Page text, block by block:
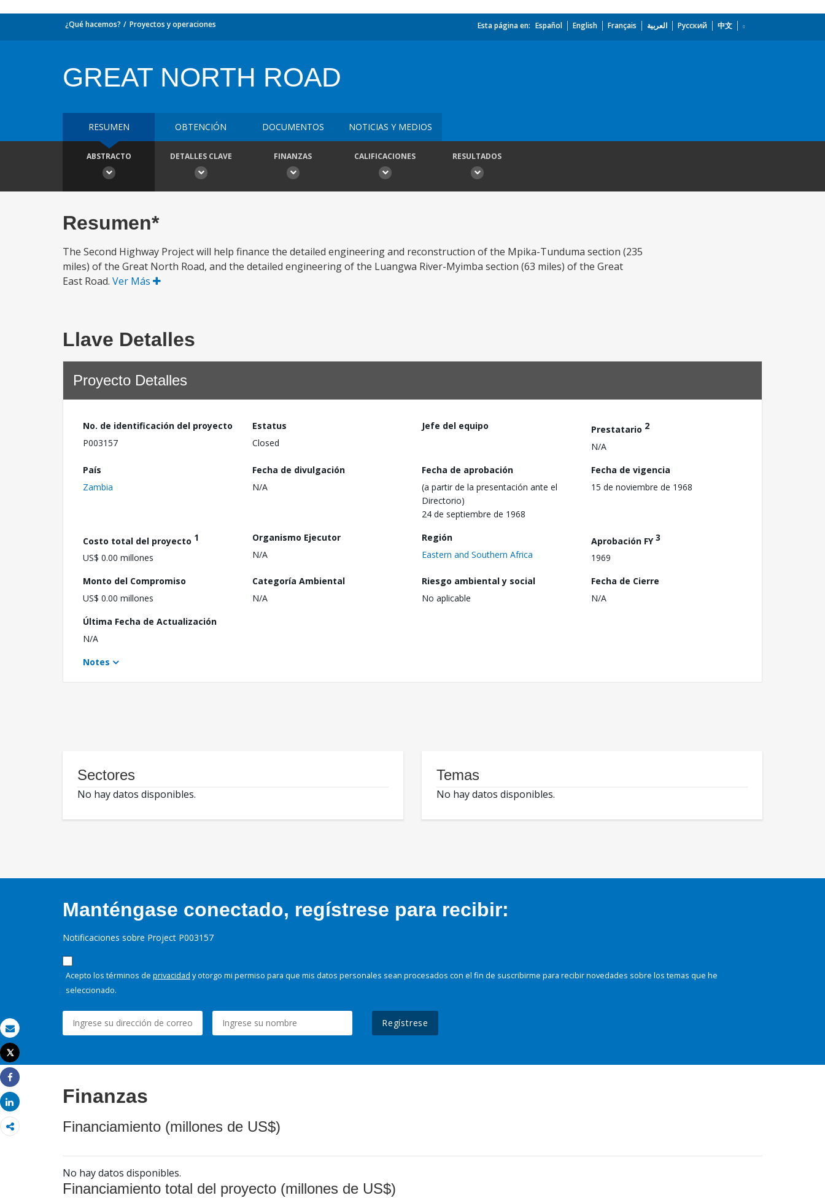
Correo electrónico
Imprimir
Tweet
Share
Share
¿Qué hacemos? Proyectos y operaciones Esta página en: Español English Français العربية Русский 中文
GREAT NORTH ROAD
RESUMEN OBTENCIÓN DOCUMENTOS NOTICIAS Y MEDIOS
ABSTRACTO DETALLES CLAVE FINANZAS CALIFICACIONES RESULTADOS
Resumen*
The Second Highway Project will help finance the detailed engineering and reconstruction of the Mpika-Tunduma section (235
miles) of the Great North Road, and the detailed engineering of the Luangwa River-Myimba section (63 miles) of the Great
East Road. Ver Más
Llave Detalles
Proyecto Detalles
No. de identificación del proyecto
P003157
Estatus
Closed
Jefe del equipo Prestatario 2
N/A
País
Zambia
Fecha de divulgación
N/A
Fecha de aprobación
(a partir de la presentación ante el
Directorio)
24 de septiembre de 1968
Fecha de vigencia
15 de noviembre de 1968
Costo total del proyecto 1
US$ 0.00 millones
Organismo Ejecutor
N/A
Región
Eastern and Southern Africa
Aprobación FY3
1969
Monto del Compromiso
US$ 0.00 millones
Categoría Ambiental
N/A
Riesgo ambiental y social
No aplicable
Fecha de Cierre
N/A
Última Fecha de Actualización
N/A
Notes
Sectores
No hay datos disponibles.
Temas
No hay datos disponibles.
Manténgase conectado, regístrese para recibir:
Notificaciones sobre Project P003157
Acepto los términos de privacidad y otorgo mi permiso para que mis datos personales sean procesados con el fin de suscribirme para recibir novedades sobre los temas que he
seleccionado.
Regístrese
Finanzas
Financiamiento (millones de US$)
No hay datos disponibles.
Financiamiento total del proyecto (millones de US$)